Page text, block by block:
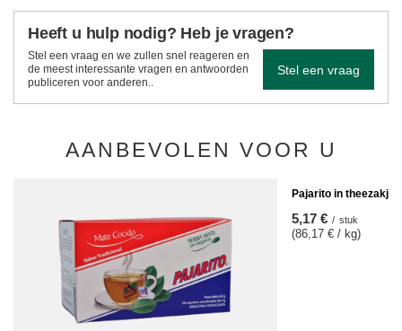
Heeft u hulp nodig? Heb je vragen?
Stel een vraag en we zullen snel reageren en
de meest interessante vragen en antwoorden
publiceren voor anderen..
Stel een vraag
AANBEVOLEN VOOR U
Pajarito in
5,17 € / stuk
(86,17 € / kg)